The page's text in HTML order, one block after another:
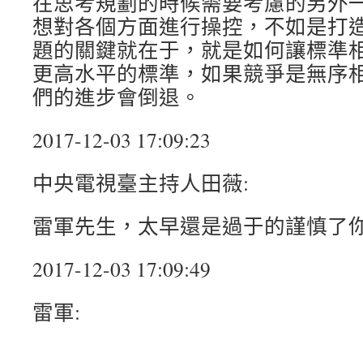
想對各個方面進行操控，不如是打
題的關鍵就在于，就是如何讓標準
更高水平的標準，如果競爭是無序
們的進步會倒退。
2017-12-03 17:09:23
中央電視臺主持人田薇:
雷軍先生，太早還是過于的謹慎了
2017-12-03 17:09:49
雷軍: